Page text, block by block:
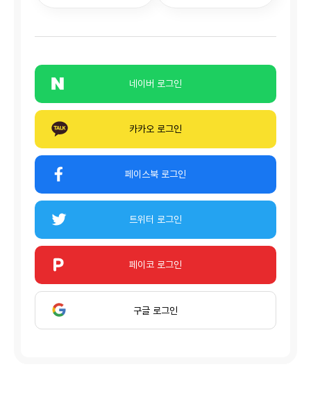
네이버 로그인
카카오 로그인
페이스북 로그인
트위터 로그인
페이코 로그인
구글 로그인